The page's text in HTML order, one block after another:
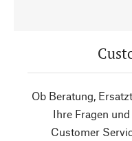
Ob Beratung,
Ihre Fragen
Customer